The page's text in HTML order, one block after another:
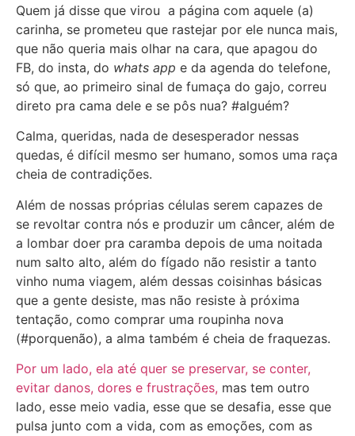
Quem já disse que virou a página com aquele (a)
carinha, se prometeu que rastejar por ele nunca mais,
que não queria mais olhar na cara, que apagou do
FB, do insta, do whats app e da agenda do telefone,
só que, ao primeiro sinal de fumaça do gajo, correu
direto pra cama dele e se pôs nua? #alguém?
Calma, queridas, nada de desesperador nessas
quedas, é difícil mesmo ser humano, somos uma raça
cheia de contradições.
Além de nossas próprias células serem capazes de
se revoltar contra nós e produzir um câncer, além de
a lombar doer pra caramba depois de uma noitada
num salto alto, além do fígado não resistir a tanto
vinho numa viagem, além dessas coisinhas básicas
que a gente desiste, mas não resiste à próxima
tentação, como comprar uma roupinha nova
(#porquenão), a alma também é cheia de fraquezas.
Por um lado, ela até quer se preservar, se conter,
evitar danos, dores e frustrações, mas tem outro
lado, esse meio vadia, esse que se desafia, esse que
pulsa junto com a vida, com as emoções, com as